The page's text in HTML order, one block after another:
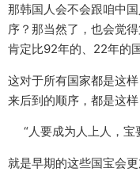
那韩国人会不会跟咱中
序？那当然了，也会觉
肯定比92年的、22年的
这对于所有国家都是这
来后到的顺序，都是这样
“人要成为人上人，宝
就是早期的这些国宝会